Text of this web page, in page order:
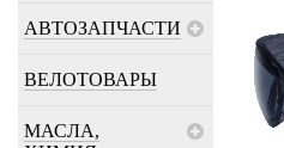
АВТОЗАПЧАСТИ
ВЕЛОТОВАРЫ
МАСЛА,